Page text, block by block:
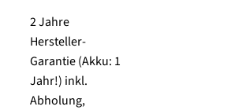
2 Jahre
Hersteller-
Garantie (Akku: 1
Jahr!) inkl.
Abholung,